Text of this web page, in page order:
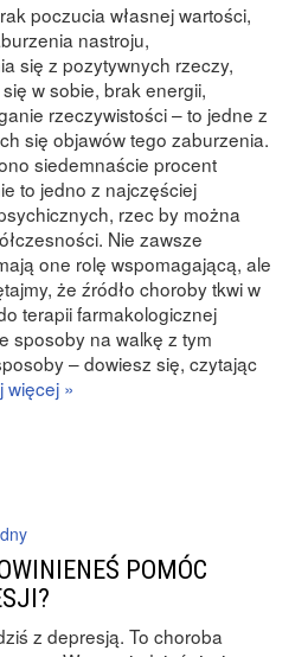
poczucia własnej wartości,
nastroju,
się z pozytywnych rzeczy,
w sobie, brak energii,
rzeczywistości – to jedne z
się objawów tego zaburzenia.
siedemnaście procent
to jedno z najczęściej
rzec by można
Nie zawsze
one rolę wspomagającą, ale
że źródło choroby tkwi w
terapii farmakologicznej
sposoby na walkę z tym
– dowiesz się, czytając
więcej »
POMÓC
z depresją. To choroba